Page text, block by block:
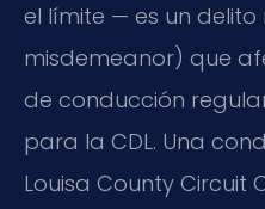
el límite — es un delito
misdemeanor) que
de conducción
para la CDL. Una
Louisa County Circuit